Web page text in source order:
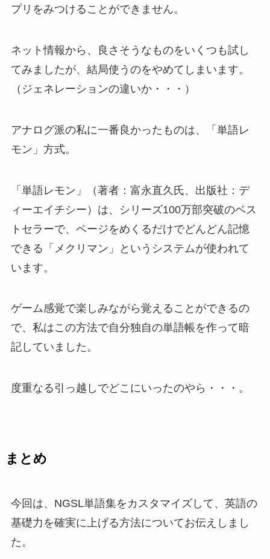
プリをみつけることができません。
ネット情報から、良さそうなものをいくつも試し
てみましたが、結局使うのをやめてしまいます。
（ジェネレーションの違いか・・・）
アナログ派の私に一番良かったものは、「単語レ
モン」方式。
「単語レモン」（著者：富永直久氏、出版社：デ
ィーエイチシー）は、シリーズ100万部突破のベス
トセラーで、ページをめくるだけでどんどん記憶
できる「メクリマン」というシステムが使われて
います。
ゲーム感覚で楽しみながら覚えることができるの
で、私はこの方法で自分独自の単語帳を作って暗
記していました。
度重なる引っ越しでどこにいったのやら・・・。
まとめ
今回は、NGSL単語集をカスタマイズして、英語の
基礎力を確実に上げる方法についてお伝えしまし
た。